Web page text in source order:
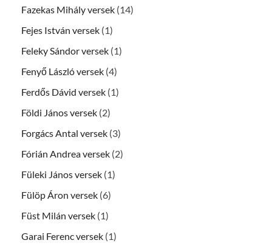
Fazekas Mihály versek (14)
Fejes István versek (1)
Feleky Sándor versek (1)
Fenyő László versek (4)
Ferdős Dávid versek (1)
Földi János versek (2)
Forgács Antal versek (3)
Fórián Andrea versek (2)
Füleki János versek (1)
Fülöp Áron versek (6)
Füst Milán versek (1)
Garai Ferenc versek (1)